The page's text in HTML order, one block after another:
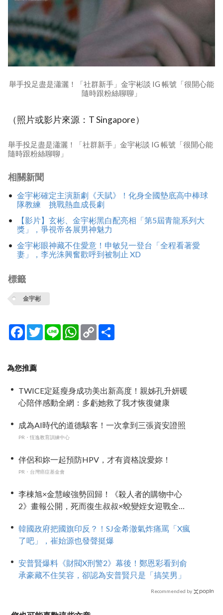
舉手投足盡是瀟灑！「社群新手」金宇彬談 IG 帳號「很開心能
隨時跟粉絲聊聊」
（照片或影片來源：T Singapore）
舉手投足盡是瀟灑！「社群新手」金宇彬談 IG 帳號「很開心能
隨時跟粉絲聊聊」
相關新聞
金宇彬確定主演新劇《天賦》！化身全國墊底高中棒球
隊教練 挑戰熱血成長劇
【影片】玄彬、金宇彬黑白配亮相「第5屆青龍系列大
獎」，爭視帝各展男神魅力
金宇彬眼神藏不住愛意！申敏兒一登台「全程看著愛
妻」，李光洙興奮歡呼到被制止 XD
標籤
金宇彬
Facebook
TwitterLine WhatsApp
Copy
Link
為您推薦
TWICE定延瘦身成功美出新高度！親姊孔升妍暖
心陪伴感動全網：多虧她救了我才恢復健康
成為AI時代的道德駭客！一次拿到三張資安證照
PR・恆逸教育訓練中心
伴侶和妳一起預防HPV，才有資格說愛妳！
PR・台灣癌症基金會
李棟旭×金慧峻強勢回歸！《殺人者的購物中心
2》畫報公開，死而復生叔叔×蛻變姪女迎戰全新
韓國政府把國旗印反？！SJ金希澈氣炸痛罵「X瘋
了吧」，崔始源也發聲挺爆
安普賢爆料《財閥X刑警2》幕後！鄭恩彩看到俞
承豪藏不住笑容，卻認為安普賢只是「搞笑男」
Recommended by